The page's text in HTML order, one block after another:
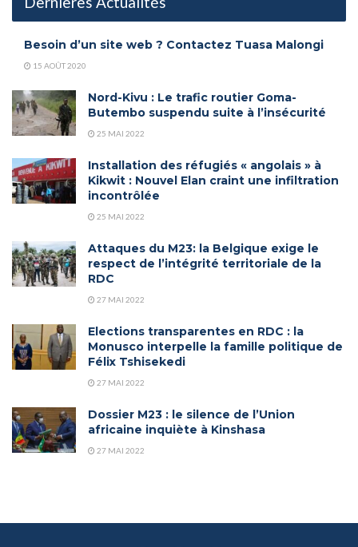
Besoin d’un site web ? Contactez Tuasa Malongi
15 AOÛT 2020
Nord-Kivu : Le trafic routier Goma-
Butembo suspendu suite à l’insécurité
25 MAI 2022
Installation des réfugiés « angolais » à
Kikwit : Nouvel Elan craint une infiltration
incontrôlée
25 MAI 2022
Attaques du M23: la Belgique exige le
respect de l’intégrité territoriale de la
RDC
27 MAI 2022
Elections transparentes en RDC : la
Monusco interpelle la famille politique de
Félix Tshisekedi
27 MAI 2022
Dossier M23 : le silence de l’Union
africaine inquiète à Kinshasa
27 MAI 2022